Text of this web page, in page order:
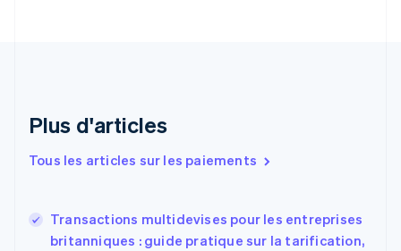
Plus d'articles
Tous les articles sur les paiements
Transactions multidevises pour les entreprises
britanniques : guide pratique sur la tarification,
Espagne
Estonie
EnglishEspañol简体中文
Finlande